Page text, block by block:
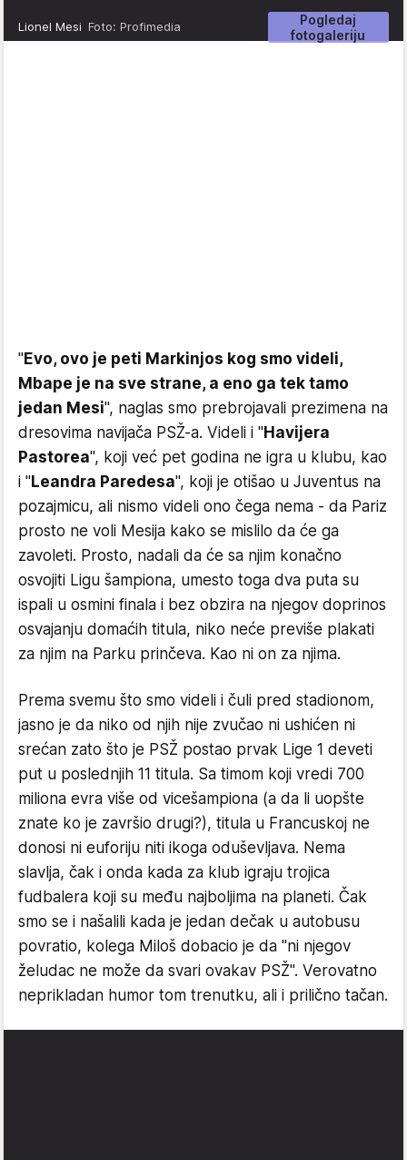
Pogledaj
fotogaleriju
Lionel Mesi Foto: Profimedia
"Evo, ovo je peti Markinjos kog smo videli,
Mbape je na sve strane, a eno ga tek tamo
jedan Mesi", naglas smo prebrojavali prezimena na
dresovima navijača PSŽ-a. Videli i "Havijera
Pastorea", koji već pet godina ne igra u klubu, kao
i "Leandra Paredesa", koji je otišao u Juventus na
pozajmicu, ali nismo videli ono čega nema - da Pariz
prosto ne voli Mesija kako se mislilo da će ga
zavoleti. Prosto, nadali da će sa njim konačno
osvojiti Ligu šampiona, umesto toga dva puta su
ispali u osmini finala i bez obzira na njegov doprinos
osvajanju domaćih titula, niko neće previše plakati
za njim na Parku prinčeva. Kao ni on za njima.
Prema svemu što smo videli i čuli pred stadionom,
jasno je da niko od njih nije zvučao ni ushićen ni
srećan zato što je PSŽ postao prvak Lige 1 deveti
put u poslednjih 11 titula. Sa timom koji vredi 700
miliona evra više od vicešampiona (a da li uopšte
znate ko je završio drugi?), titula u Francuskoj ne
donosi ni euforiju niti ikoga oduševljava. Nema
slavlja, čak i onda kada za klub igraju trojica
fudbalera koji su među najboljima na planeti. Čak
smo se i našalili kada je jedan dečak u autobusu
povratio, kolega Miloš dobacio je da "ni njegov
želudac ne može da svari ovakav PSŽ". Verovatno
neprikladan humor tom trenutku, ali i prilično tačan.